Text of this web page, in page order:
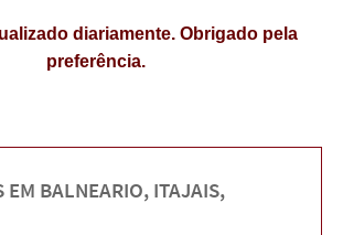
diariamente. Obrigado pela
preferência.
EM BALNEARIO, ITAJAIS,